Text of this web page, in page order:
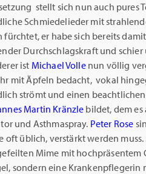
stellt sich nun auch pures
Schmiedelieder mit
fürchtet, er habe sich bereits
Durchschlagskraft und
ist Michael Vollenun völlig
mit Äpfeln bedacht, vokal
strömt und einen
Martin Kränzle bildet, dem
und Asthmaspray. Peter Rose
oft üblich, verstärkt werden muss.
Mime mit hochpräsentem
sondern eine Krankenpflegerin